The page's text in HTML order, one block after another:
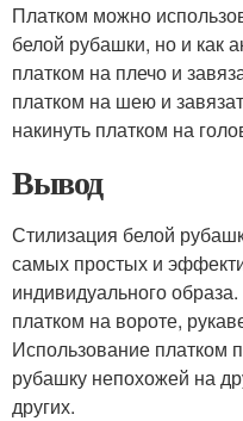
Платком можно
белой рубашки, но и как
платком на плечо и
платком на шею и
накинуть платком на
Вывод
Стилизация белой
самых простых и
индивидуального
платком на вороте,
Использование платком
рубашку непохожей на
других.